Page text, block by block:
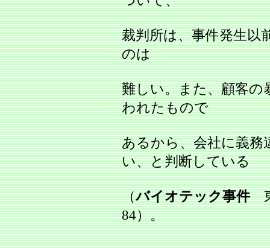
裁判所は、事件発生以
のは
難しい。また、顧客の
われたもので
あるから、会社に義
い、と判断している
（バイオテック事件東
84）。